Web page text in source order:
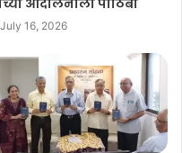
July 16, 2026